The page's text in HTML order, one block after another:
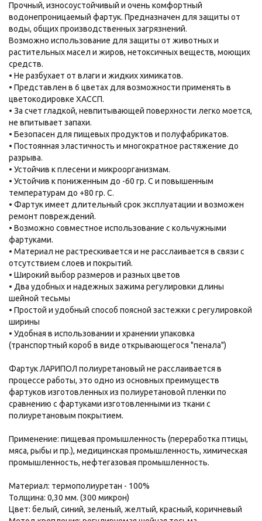
Прочный, износоустойчивый и очень комфортный
водонепроницаемый фартук. Предназначен для защиты от
воды, общих производственных загрязнений.
Возможно использование для защиты от животных и
растительных масел и жиров, нетоксичных веществ, моющих
средств.
• Не разбухает от влаги и жидких химикатов.
• Представлен в 6 цветах для возможности применять в
цветокодировке ХАССП.
• За счет гладкой, невпитывающей поверхности легко моется,
не впитывает запахи.
• Безопасен для пищевых продуктов и полуфабрикатов.
• Постоянная эластичность и многократное растяжение до
разрыва.
• Устойчив к плесени и микроорганизмам.
• Устойчив к пониженным до -60 гр. С и повышенным
температурам до +80 гр. С.
• Фартук имеет длительный срок эксплуатации и возможен
ремонт повреждений.
• Возможно совместное использование с кольчужными
фартуками.
• Материал не растрескивается и не расслаивается в связи с
отсутствием слоев и покрытий.
• Широкий выбор размеров и разных цветов
• Два удобных и надежных зажима регулировки длины
шейной тесьмы
• Простой и удобный способ поясной застежки с регулировкой
ширины
• Удобная в использовании и хранении упаковка
(транспортный короб в виде открывающегося "пенала")
Фартук ЛАРИПОЛ полиуретановый не расслаивается в
процессе работы, это одно из основных преимуществ
фартуков изготовленных из полиуретановой пленки по
сравнению с фартуками изготовленными из ткани с
полиуретановым покрытием.
Применение: пищевая промышленность (переработка птицы,
мяса, рыбы и пр.), медицинская промышленность, химическая
промышленность, нефтегазовая промышленность.
Материал: термополиуретан - 100%
Толщина: 0,30 мм. (300 микрон)
Цвет: белый, синий, зеленый, желтый, красный, коричневый